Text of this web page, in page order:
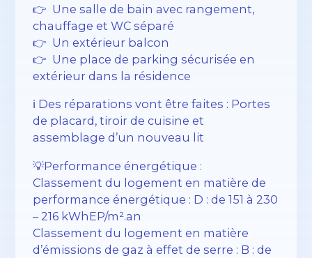
👉 Une salle de bain avec rangement,
chauffage et WC séparé
👉 Un extérieur balcon
👉 Une place de parking sécurisée en
extérieur dans la résidence
ℹ️ Des réparations vont être faites : Portes
de placard, tiroir de cuisine et
assemblage d’un nouveau lit
💡Performance énergétique :
Classement du logement en matière de
performance énergétique : D : de 151 à 230
– 216 kWhEP/m².an
Classement du logement en matière
d’émissions de gaz à effet de serre : B : de